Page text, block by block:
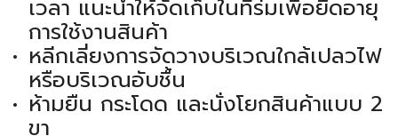
เวลา แนะนำให้จัดเก็บในที่ร่มเพื่อยืดอายุ
การใช้งานสินค้า
หลีกเลี่ยงการจัดวางบริเวณใกล้เปลวไฟ
หรือบริเวณอับชื้น
ห้ามยืน กระโดด และนั่งโยกสินค้าแบบ 2
ขา